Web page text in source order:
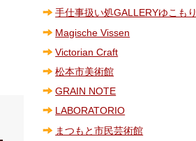
手仕事扱い処GALLERYゆこもり
Magische Vissen
Victorian Craft
松本市美術館
GRAIN NOTE
LABORATORIO
まつもと市民芸術館